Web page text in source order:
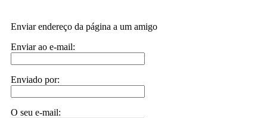
Enviar endereço da página a um amigo
Enviar ao e-mail:
Enviado por:
O seu e-mail: